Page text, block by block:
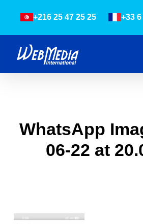
content
+216 25 47 25 25 +33
WhatsApp
06-22 at